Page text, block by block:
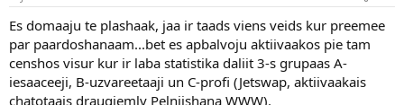
Es domaaju te plashaak, jaa ir taads viens veids kur preemee
par paardoshanaam...bet es apbalvoju aktiivaakos pie tam
censhos visur kur ir laba statistika daliit 3-s grupaas A-
iesaaceeji, B-uzvareetaaji un C-profi (Jetswap, aktiivaakais
chatotaajs draugiemlv Pelniishana WWW).